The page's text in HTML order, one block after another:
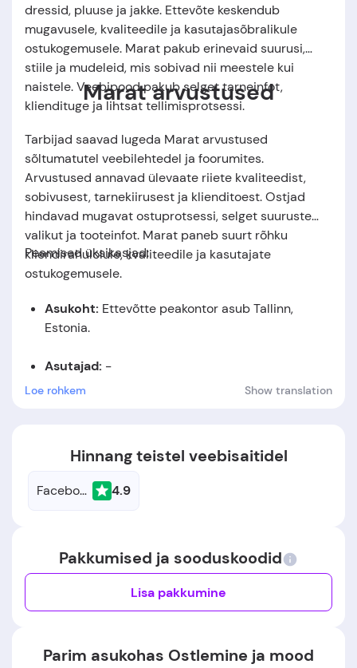
dressid, pluuse ja jakke. Ettevõte keskendub
mugavusele, kvaliteedile ja kasutajasõbralikule
ostukogemusele. Marat pakub erinevaid suurusi,
stiile ja mudeleid, mis sobivad nii meestele kui
naistele. Veebipood pakub selget tarneinfot,
kliendituge ja lihtsat tellimisprotsessi.
Marat arvustused
Tarbijad saavad lugeda Marat arvustused
sõltumatutel veebilehtedel ja foorumites.
Arvustused annavad ülevaate riiete kvaliteedist,
sobivusest, tarnekiirusest ja klienditoest. Ostjad
hindavad mugavat ostuprotsessi, selget suuruste
valikut ja tooteinfot. Marat paneb suurt rõhku
kliendirahulolule, kvaliteedile ja kasutajate
ostukogemusele.
Peamised üksikasjad:
Asukoht: Ettevõtte peakontor asubTallinn,
Estonia.
Asutajad: -
Loe rohkem Show translation
Hinnang teistel veebisaitidel
Facebook 4.9
Pakkumised ja sooduskoodid
Lisa pakkumine
Parim asukohas Ostlemine ja mood